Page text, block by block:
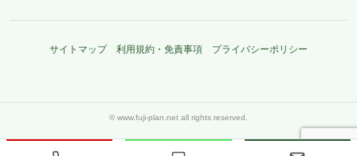
サイトマップ 利用規約・免責事項 プライバシーポリシー